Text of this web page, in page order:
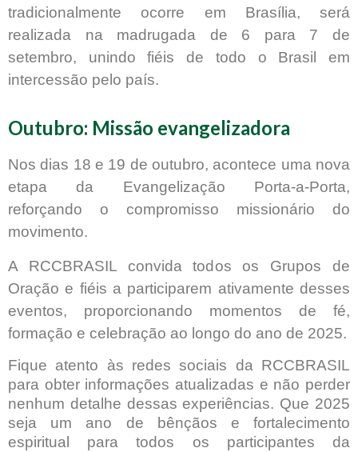
tradicionalmente ocorre em Brasília, será
realizada na madrugada de 6 para 7 de
setembro, unindo fiéis de todo o Brasil em
intercessão pelo país.
Outubro: Missão evangelizadora
Nos dias 18 e 19 de outubro, acontece uma nova
etapa da Evangelização Porta-a-Porta,
reforçando o compromisso missionário do
movimento.
A RCCBRASIL convida todos os Grupos de
Oração e fiéis a participarem ativamente desses
eventos, proporcionando momentos de fé,
formação e celebração ao longo do ano de 2025.
Fique atento às redes sociais da RCCBRASIL
para obter informações atualizadas e não perder
nenhum detalhe dessas experiências. Que 2025
seja um ano de bênçãos e fortalecimento
espiritual para todos os participantes da